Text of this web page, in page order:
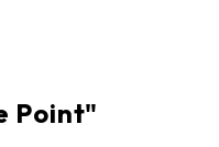
Point"